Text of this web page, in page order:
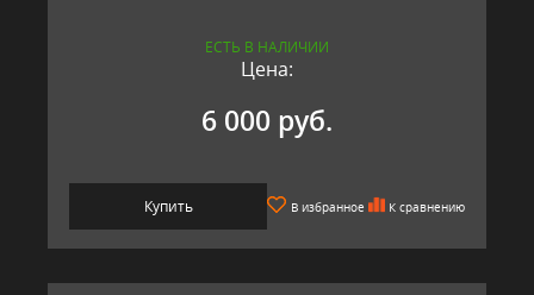
ЕСТЬ В НАЛИЧИИ
Цена:
6 000 руб.
Купить В избранное К сравнению